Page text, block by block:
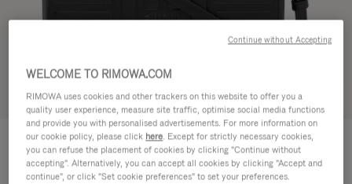
In 3D ansehen
GROOVE - LEDER
Umhängetasche Small CHF 1.030,00
WELCOME TO RIMOWA.COM
RIMOWA uses cookies and other trackers on this website to offer you a
quality user experience, measure site traffic, optimise social media functions
and provide you with personalised advertisements. For more information on
our cookie policy, please click here. Except for strictly necessary cookies,
you can refuse the placement of cookies by clicking "Continue without
accepting". Alternatively, you can accept all cookies by clicking "Accept and
continue", or click "Set cookie preferences" to set your preferences.
Continue without Accepting